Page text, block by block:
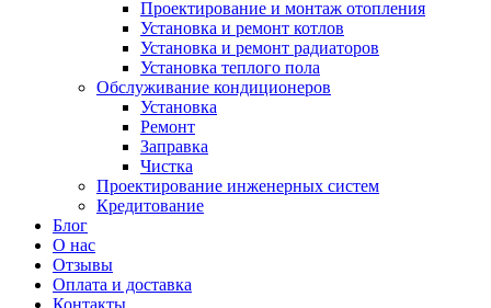
Проектирование и монтаж отопления
Установка и ремонт котлов
Установка и ремонт радиаторов
Установка теплого пола
Обслуживание кондиционеров
Установка
Ремонт
Заправка
Чистка
Проектирование инженерных систем
Кредитование
Блог
О нас
Отзывы
Оплата и доставка
Контакты